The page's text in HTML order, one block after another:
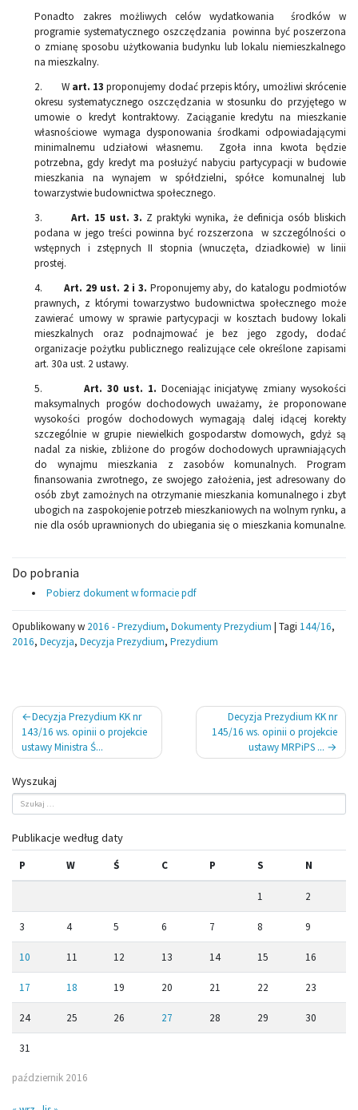
Ponadto zakres możliwych celów wydatkowania środków w
programie systematycznego oszczędzania powinna być poszerzona
o zmianę sposobu użytkowania budynku lub lokalu niemieszkalnego
na mieszkalny.
2. W art. 13 proponujemy dodać przepis który, umożliwi skrócenie
okresu systematycznego oszczędzania w stosunku do przyjętego w
umowie o kredyt kontraktowy. Zaciąganie kredytu na mieszkanie
własnościowe wymaga dysponowania środkami odpowiadającymi
minimalnemu udziałowi własnemu. Zgoła inna kwota będzie
potrzebna, gdy kredyt ma posłużyć nabyciu partycypacji w budowie
mieszkania na wynajem w spółdzielni, spółce komunalnej lub
towarzystwie budownictwa społecznego.
3.Art. 15 ust. 3. Z praktyki wynika, że definicja osób bliskich
podana w jego treści powinna być rozszerzona w szczególności o
wstępnych i zstępnych II stopnia (wnuczęta, dziadkowie) w linii
prostej.
4.Art. 29 ust. 2 i 3. Proponujemy aby, do katalogu podmiotów
prawnych, z którymi towarzystwo budownictwa społecznego może
zawierać umowy w sprawie partycypacji w kosztach budowy lokali
mieszkalnych oraz podnajmować je bez jego zgody, dodać
organizacje pożytku publicznego realizujące cele określone zapisami
art. 30a ust. 2 ustawy.
5.Art. 30 ust. 1. Doceniając inicjatywę zmiany wysokości
maksymalnych progów dochodowych uważamy, że proponowane
wysokości progów dochodowych wymagają dalej idącej korekty
szczególnie w grupie niewielkich gospodarstw domowych, gdyż są
nadal za niskie, zbliżone do progów dochodowych uprawniających
do wynajmu mieszkania z zasobów komunalnych. Program
finansowania zwrotnego, ze swojego założenia, jest adresowany do
osób zbyt zamożnych na otrzymanie mieszkania komunalnego i zbyt
ubogich na zaspokojenie potrzeb mieszkaniowych na wolnym rynku, a
nie dla osób uprawnionych do ubiegania się o mieszkania komunalne.
Do pobrania
Pobierz dokument w formacie pdf
Opublikowany w 2016 - Prezydium, Dokumenty Prezydium | Tagi 144/16,
2016, Decyzja, Decyzja Prezydium, Prezydium
Nawigacja
wpisu
Decyzja Prezydium KK nr
143/16 ws. opinii o projekcie
ustawy Ministra Ś...
Decyzja Prezydium KK nr
145/16 ws. opinii o projekcie
ustawy MRPiPS ...
Wyszukaj
Publikacje według daty
październik 2016
P W Ś C P S N
1 2
3 4 5 6 7 8 9
10 11 12 13 14 15 16
17 18 19 20 21 22 23
24 25 26 27 28 29 30
31